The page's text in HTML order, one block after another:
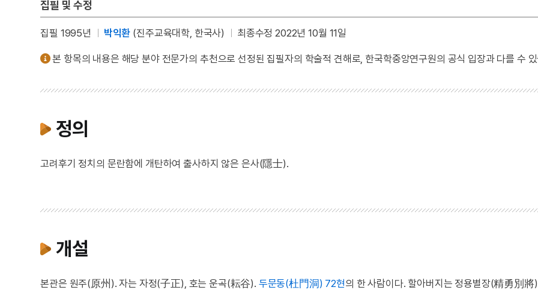
집필 및 수정
집필 1995년 박익환 (진주교육대학, 한국사) 최종수정 2022년 10월 11일
본 항목의 내용은 해당 분야 전문가의 추천으로 선정된 집필자의 학술적 견해로, 한국학중앙연구원의 공식 입장과 다를 수
정의
고려후기 정치의 문란함에 개탄하여 출사하지 않은 은사(隱士).
개설
본관은 원주(原州). 자는 자정(子正), 호는 운곡(耘谷). 두문동(杜門洞) 72현의 한 사람이다. 할아버지는 정용별장(精勇別將